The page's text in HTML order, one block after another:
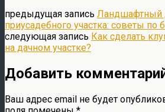
предыдущая запись Ландшафтный
приусадебного участка: советы по
следующая запись Как сделать
на дачном участке?
Добавить
Ваш адрес email не будет